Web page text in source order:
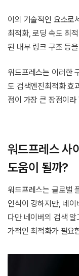
이외 기술적인 요소로
최적화, 로딩 속도 최
된 내부 링크 구조 등
워드프레스는 이러한
도 검색엔진최적화 효
점이 가장 큰 장점이
워드프레스 사
도움이 될까?
워드프레스는 글로벌
인식이 강하지만, 네
다만 네이버의 검색
가적인 최적화가 필요